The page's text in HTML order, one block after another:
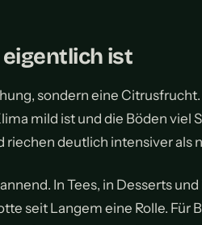
ist
sondern eine Citrusfrucht.
mild ist und die Böden viel
riechen deutlich intensiver als
In Tees, in Desserts und
seit Langem eine Rolle. Für